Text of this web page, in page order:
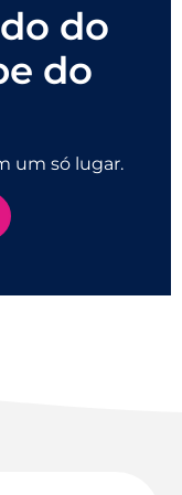
do
do
um só lugar.